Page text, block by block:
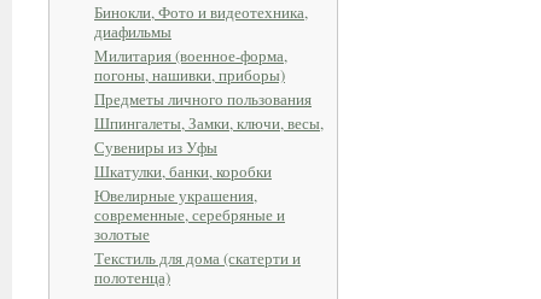
Бинокли, Фото и видеотехника,
диафильмы
Милитария (военное-форма,
погоны, нашивки, приборы)
Предметы личного пользования
Шпингалеты, Замки, ключи, весы,
Сувениры из Уфы
Шкатулки, банки, коробки
Ювелирные украшения,
современные, серебряные и
золотые
Текстиль для дома (скатерти и
полотенца)